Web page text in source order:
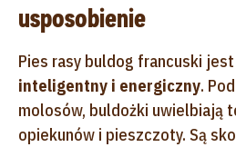
usposobienie
Pies rasy buldog francuski jest
inteligentny i energiczny.
molosów, buldożki uwielbiają
opiekunów i pieszczoty. Są